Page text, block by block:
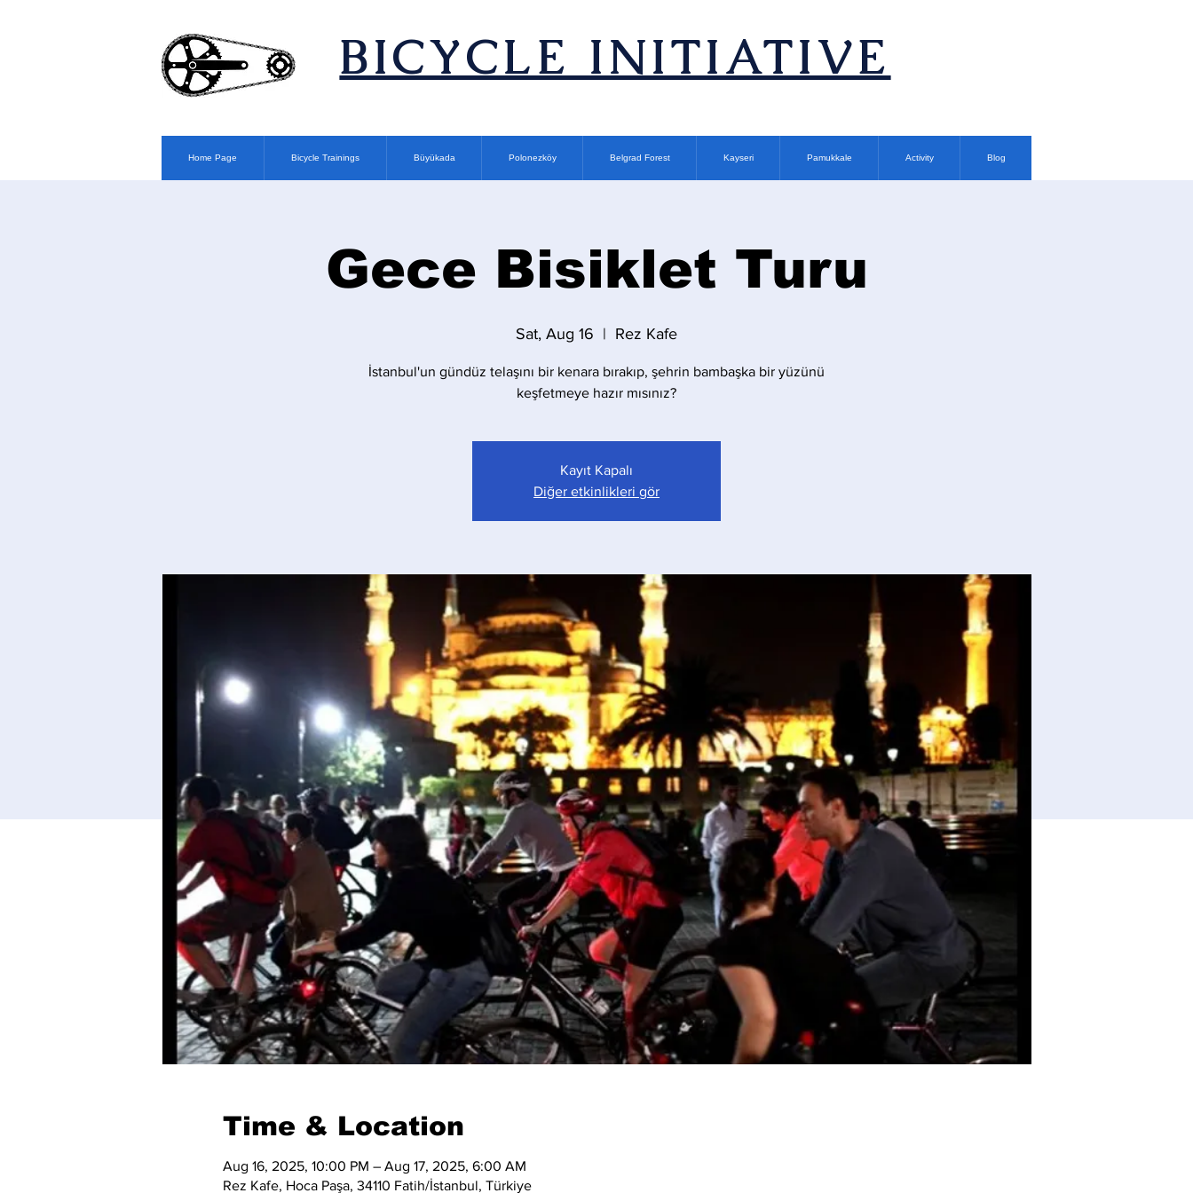
​BICYCLE INITIATIVE
Home Page Bicycle Trainings Büyükada Polonezköy Belgrad Forest Kayseri Pamukkale Activity Blog
Gece Bisiklet Turu
Sat, Aug 16
  |
Rez Kafe
İstanbul'un gündüz telaşını bir kenara bırakıp, şehrin bambaşka bir yüzünü
keşfetmeye hazır mısınız?
Kayıt Kapalı
Diğer etkinlikleri gör
Time & Location
Aug 16, 2025, 10:00 PM – Aug 17, 2025, 6:00 AM
Rez Kafe, Hoca Paşa, 34110 Fatih/İstanbul, Türkiye